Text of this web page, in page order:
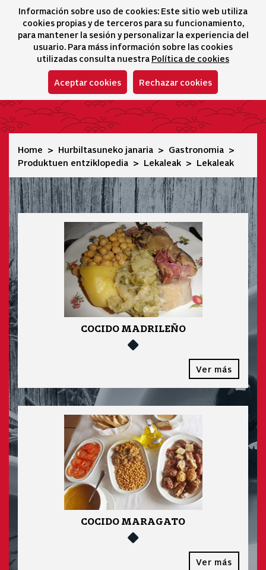
Información sobre uso de cookies: Este sitio web utiliza
cookies propias y de terceros para su funcionamiento,
para mantener la sesión y personalizar la experiencia del
usuario. Para máss información sobre las cookies
utilizadas consulta nuestra Política de cookies
Aceptar cookies Rechazar cookies
Hizkuntza-
icono
Lekaleak
Home Hurbiltasuneko janaria
Gastronomia
Produktuen entziklopedia
Lekaleak Lekaleak
COCIDO MADRILEÑO
Ver más
COCIDO MARAGATO
Ver más